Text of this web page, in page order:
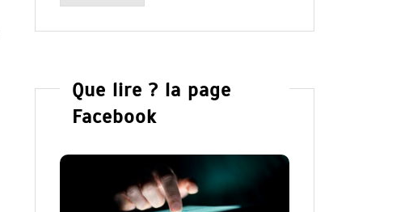
Que lire ? la page
Facebook